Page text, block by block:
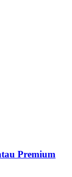
Premium